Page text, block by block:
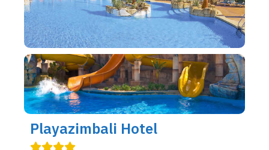
Playazimbali Hotel